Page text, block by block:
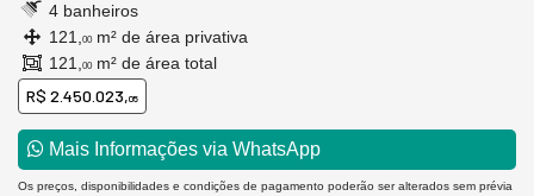
4 banheiros
121,
00 m² de área privativa
121,
00 m² de área total
R$ 2.450.023,05
Mais Informações via WhatsApp
Os preços, disponibilidades e condições de pagamento poderão ser alterados sem prévia